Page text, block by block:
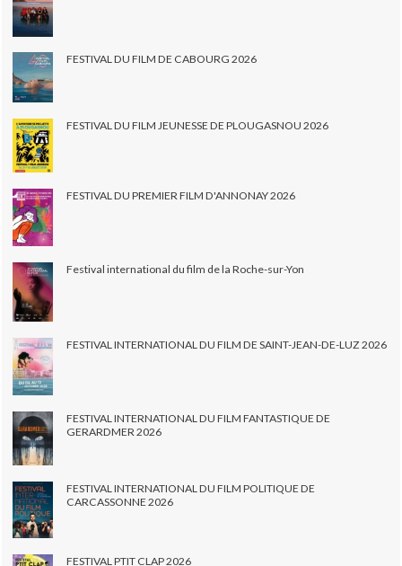
FESTIVAL DU FILM DE CABOURG 2026
FESTIVAL DU FILM JEUNESSE DE PLOUGASNOU 2026
FESTIVAL DU PREMIER FILM D'ANNONAY 2026
Festival international du film de la Roche-sur-Yon
FESTIVAL INTERNATIONAL DU FILM DE SAINT-JEAN-DE-LUZ 2026
FESTIVAL INTERNATIONAL DU FILM FANTASTIQUE DE
GERARDMER 2026
FESTIVAL INTERNATIONAL DU FILM POLITIQUE DE
CARCASSONNE 2026
FESTIVAL PTIT CLAP 2026